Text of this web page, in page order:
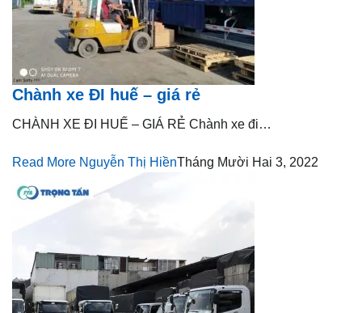
Chành xe ĐI huế – giá rẻ
CHÀNH XE ĐI HUẾ – GIÁ RẺ Chành xe đi…
Read More Nguyễn Thị HiềnTháng Mười Hai 3, 2022